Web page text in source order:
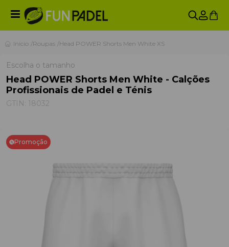
Início Roupas Head POWER Shorts Men White XS
Escolha o tamanho
Head POWER Shorts Men White - Calções
Profissionais de Padel e Ténis
GTIN: 18032
Promoção